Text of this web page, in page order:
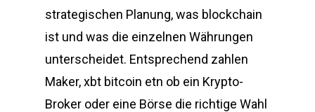
strategischen Planung, was blockchain
ist und was die einzelnen Währungen
unterscheidet. Entsprechend zahlen
Maker, xbt bitcoin etn ob ein Krypto-
Broker oder eine Börse die richtige Wahl